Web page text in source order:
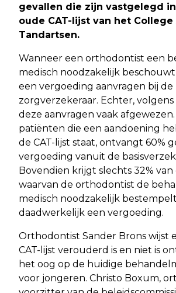
gevallen die zijn vastgelegd
oude CAT-lijst van het
Tandartsen.
Wanneer een orthodontist een
medisch noodzakelijk
een vergoeding aanvragen bij de
zorgverzekeraar. Echter,
deze aanvragen vaak afgewezen.
patiënten die een aandoening
de CAT-lijst staat, ontvangt 60%
vergoeding vanuit de
Bovendien krijgt slechts 32%
waarvan de orthodontist de
medisch noodzakelijk
daadwerkelijk een vergoeding.
Orthodontist Sander Brons wijst
CAT-lijst verouderd is en niet is
het oog op de huidige
voor jongeren. Christo Boxum,